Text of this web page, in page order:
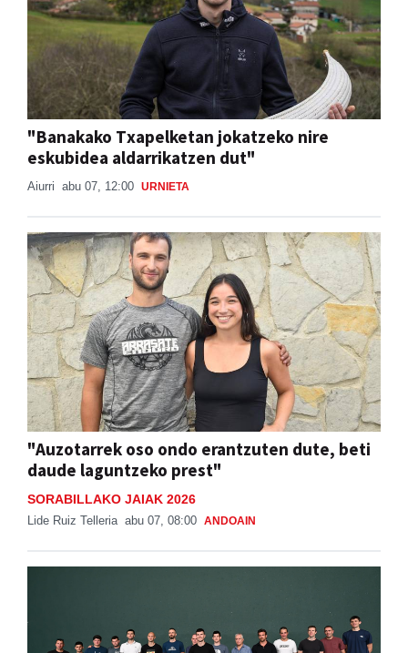
"Banakako Txapelketan jokatzeko nire
eskubidea aldarrikatzen dut"
Aiurri abu 07, 12:00 URNIETA
"Auzotarrek oso ondo erantzuten dute, beti
daude laguntzeko prest"
SORABILLAKO JAIAK 2026
Lide Ruiz Telleria abu 07, 08:00 ANDOAIN